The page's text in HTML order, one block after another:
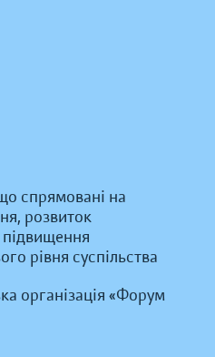
спрямовані на
розвиток
рівня суспільства
організація «Форум